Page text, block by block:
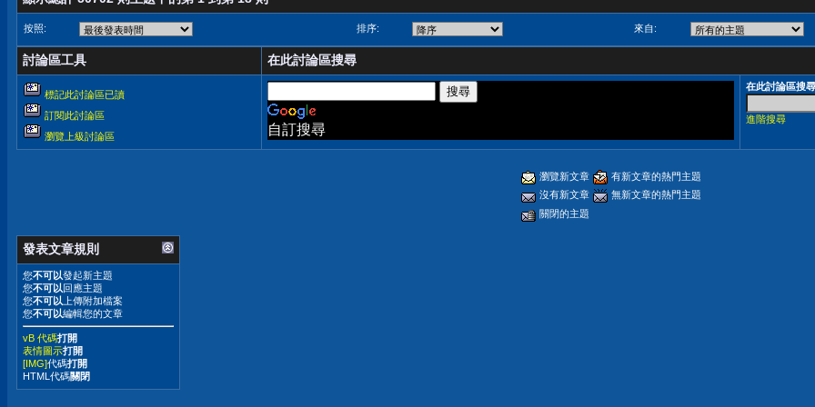
按照: 排序: 來自:
討論區工具 在此討論區搜尋
標記此討論區已讀
訂閱此討論區
瀏覽上級討論區
自訂搜尋
在此討論區搜尋
進階搜尋
瀏覽新文章
有新文章的熱門主題
沒有新文章
無新文章的熱門主題
關閉的主題
發表文章規則
您不可以發起新主題
您不可以回應主題
您不可以 上傳附加檔案
您不可以編輯您的文章
vB 代碼打開
表情圖示打開
[IMG]代碼打開
HTML代碼關閉